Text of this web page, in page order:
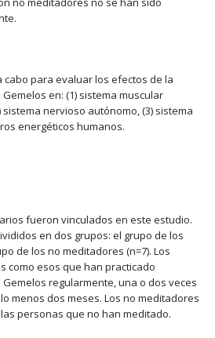
para evaluar los efectos de la
en: (1) sistema muscular
nervioso autónomo, (3) sistema
energéticos humanos.
fueron vinculados en este estudio.
en dos grupos: el grupo de los
de los no meditadores (n=7). Los
como esos que han practicado
regularmente, una o dos veces
menos dos meses. Los no meditadores
personas que no han meditado.